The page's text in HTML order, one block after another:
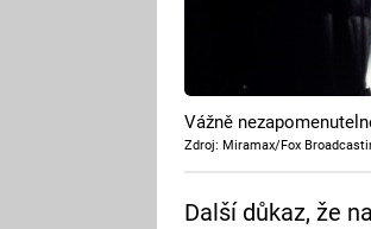
Vážně
Zdroj: Miramax/Fox
Další důkaz, že